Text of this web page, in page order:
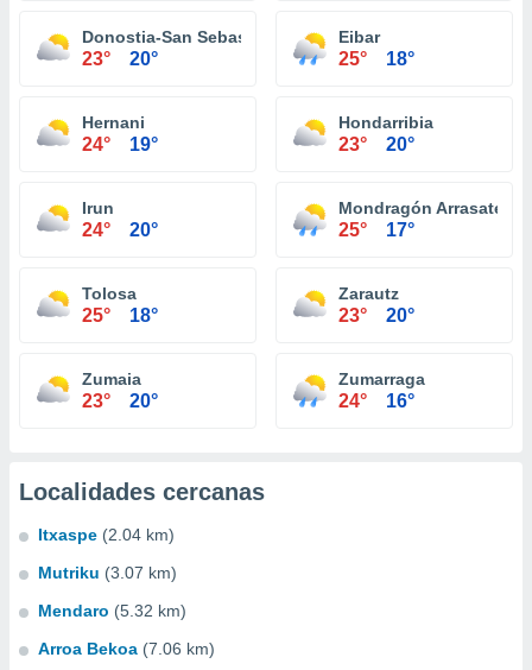
Donostia-San Sebastián
23° 20°
Eibar
25° 18°
Hernani
24° 19°
Hondarribia
23° 20°
Irun
24° 20°
Mondragón Arrasate
25° 17°
Tolosa
25° 18°
Zarautz
23° 20°
Zumaia
23° 20°
Zumarraga
24° 16°
Localidades cercanas
Itxaspe (2.04 km)
Mutriku (3.07 km)
Mendaro (5.32 km)
Arroa Bekoa (7.06 km)